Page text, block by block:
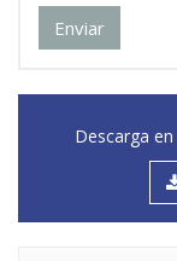
Enviar